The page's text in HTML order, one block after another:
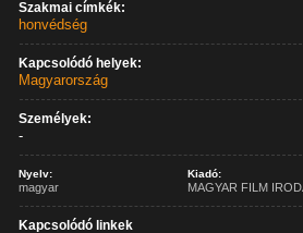
Szakmai címkék:
honvédség
Kapcsolódó helyek:
Magyarország
Személyek:
-
Nyelv:
magyar
Kiadó:
MAGYAR FILM
Kapcsolódó linkek